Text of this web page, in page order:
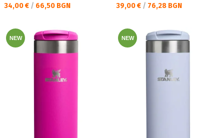
Текуща цена:
34,00 € / 66,50 BGN Текуща цена:
39,00 € / 76,28 BGN
NEW NEW